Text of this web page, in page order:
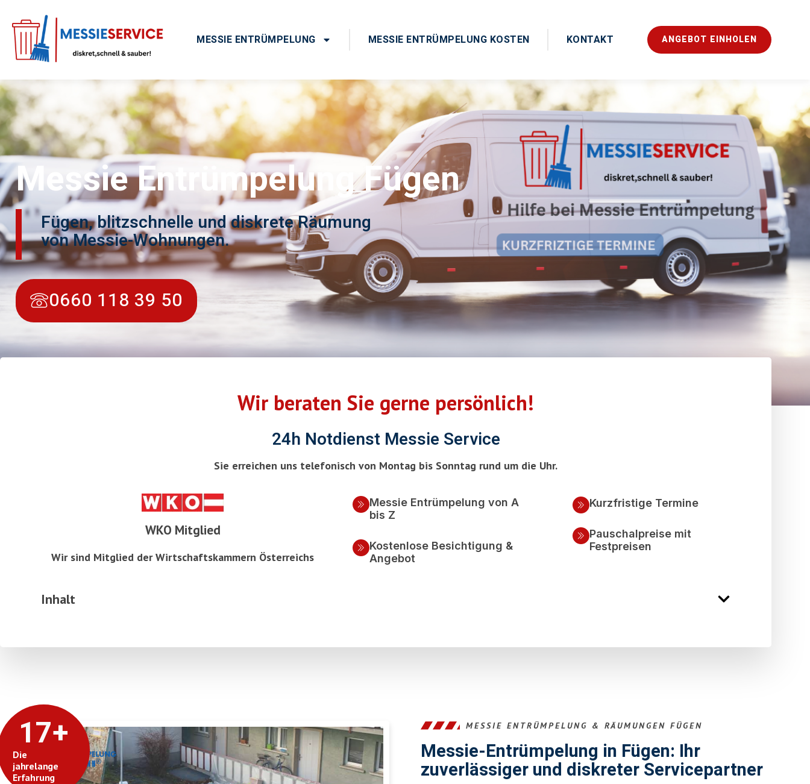
MESSIE ENTRÜMPELUNG MESSIE ENTRÜMPELUNG KOSTEN KONTAKT ANGEBOT EINHOLEN
Messie Entrümpelung Fügen
Fügen, blitzschnelle und diskrete Räumung
von Messie-Wohnungen.
0660 118 39 50
Wir beraten Sie gerne persönlich!
24h Notdienst Messie Service
Sie erreichen uns telefonisch von Montag bis Sonntag rund um die Uhr.
WKO Mitglied
Wir sind Mitglied der Wirtschaftskammern Österreichs
Messie Entrümpelung von A
bis Z
Kostenlose Besichtigung &
Angebot
Kurzfristige Termine
Pauschalpreise mit
Festpreisen
Inhalt
Die
jahrelange
Erfahrung
17+ MESSIE ENTRÜMPELUNG & RÄUMUNGEN FÜGEN
Messie-Entrümpelung in Fügen: Ihr
zuverlässiger und diskreter Servicepartner